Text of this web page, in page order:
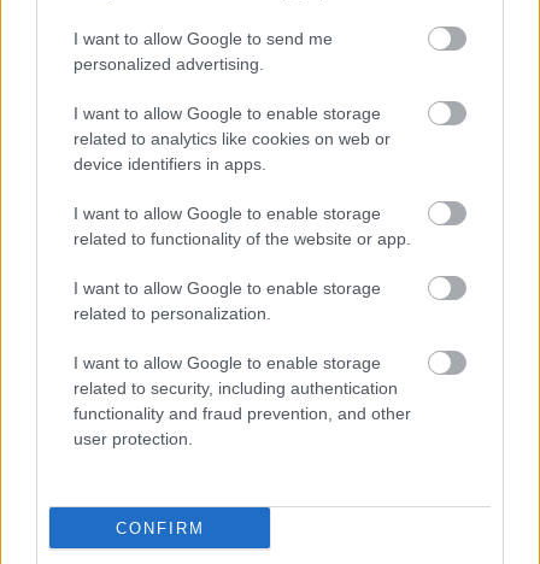
I want to allow Google to send me
personalized advertising.
I want to allow Google to enable storage
related to analytics like cookies on web or
device identifiers in apps.
I want to allow Google to enable storage
related to functionality of the website or app.
I want to allow Google to enable storage
related to personalization.
I want to allow Google to enable storage
related to security, including authentication
functionality and fraud prevention, and other
user protection.
CONFIRM
kimaradás is előfordult
Országos ellenőrzés indult a hazai akkumulátoripari
üzemekben
kiskereskedelemben
kerékpárgyár dolgozóinak megsegítéséről
rekord is megdőlt
Egy telefonhívást akart, végül rendőrök vitték el a mezőtúri
a közoktatásban – például az iskolaigazgatók visszakapják
munkáltatói jogaikat